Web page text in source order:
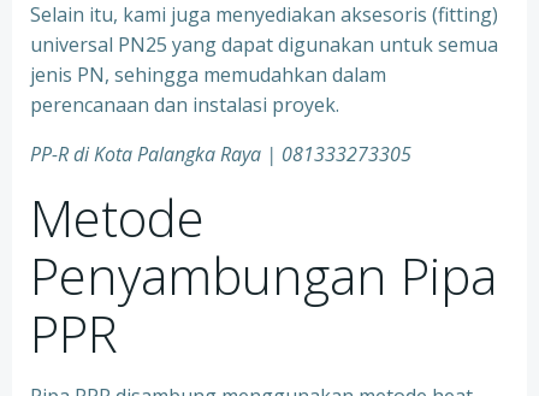
Selain itu, kami juga menyediakan aksesoris (fitting)
universal PN25 yang dapat digunakan untuk semua
jenis PN, sehingga memudahkan dalam
perencanaan dan instalasi proyek.
PP-R di KotaPalangka Raya | 081333273305
Metode
Penyambungan Pipa
PPR